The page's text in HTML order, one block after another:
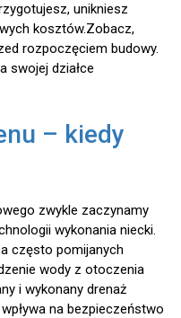
unikniesz
kosztów.Zobacz,
rozpoczęciem budowy.
swojej działce
– kiedy
zwykle zaczynamy
wykonania niecki.
często pomijanych
wody z otoczenia
i wykonany drenaż
na bezpieczeństwo